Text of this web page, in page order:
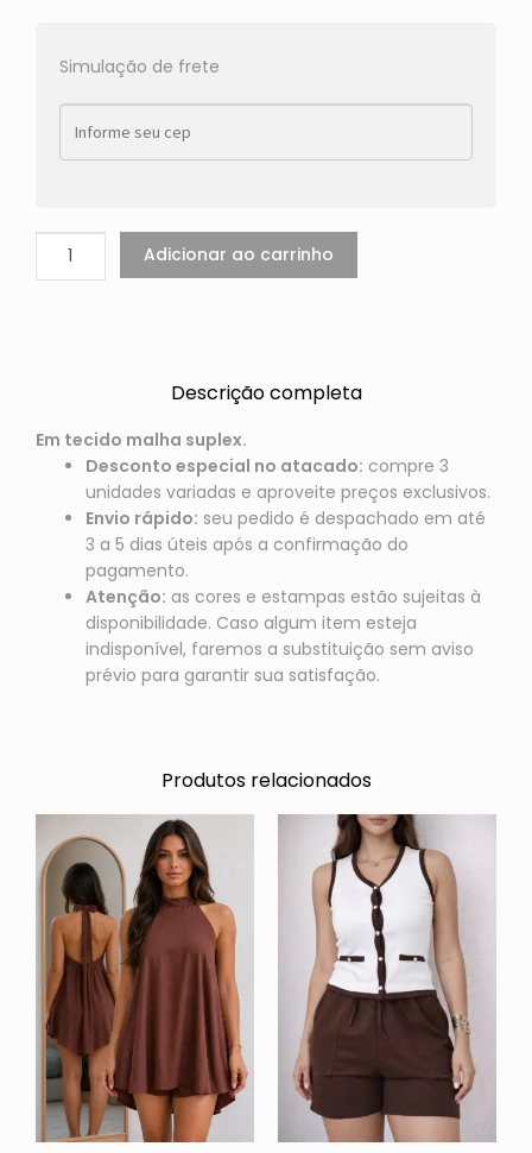
Simulação de frete
Adicionar ao carrinho
Descrição completa
Em tecido malha suplex.
Desconto especial no atacado: compre 3
unidades variadas e aproveite preços exclusivos.
Envio rápido: seu pedido é despachado em até
3 a 5 dias úteis após a confirmação do
pagamento.
Atenção: as cores e estampas estão sujeitas à
disponibilidade. Caso algum item esteja
indisponível, faremos a substituição sem aviso
prévio para garantir sua satisfação.
Produtos relacionados